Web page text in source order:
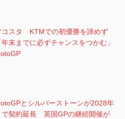
コスタ KTMでの初優勝を諦めず
年末までに必ずチャンスをつかむ」
とシルバーストーンが2028年
で契約延長 英国GPの継続開催が